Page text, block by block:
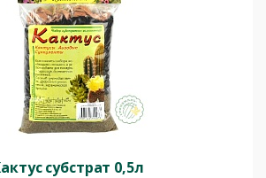
субстрат 0,5л